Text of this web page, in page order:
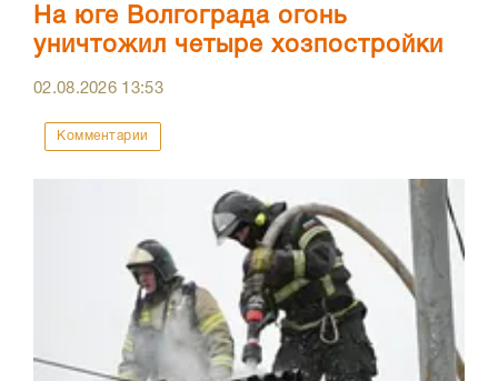
На юге Волгограда огонь
уничтожил четыре хозпостройки
02.08.2026 13:53
Комментарии